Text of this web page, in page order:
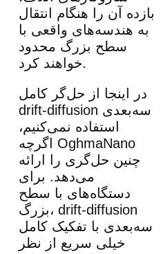
بازده آن را هنگام انتقال
به هندسه‌های واقعی با
سطح بزرگ محدود
خواهند کرد.
در اینجا از حل‌گر کامل
drift-diffusion سه‌بعدی
استفاده نمی‌کنیم،
اگرچه OghmaNano
چنین حل‌گری را ارائه
می‌دهد. برای
دستگاه‌های با سطح
بزرگ، drift-diffusion
سه‌بعدی با تفکیک کامل
خیلی سریع از نظر